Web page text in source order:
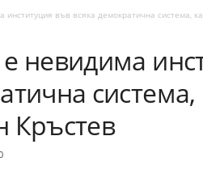
във всяка демократична система,
невидима
система,
Кръстев